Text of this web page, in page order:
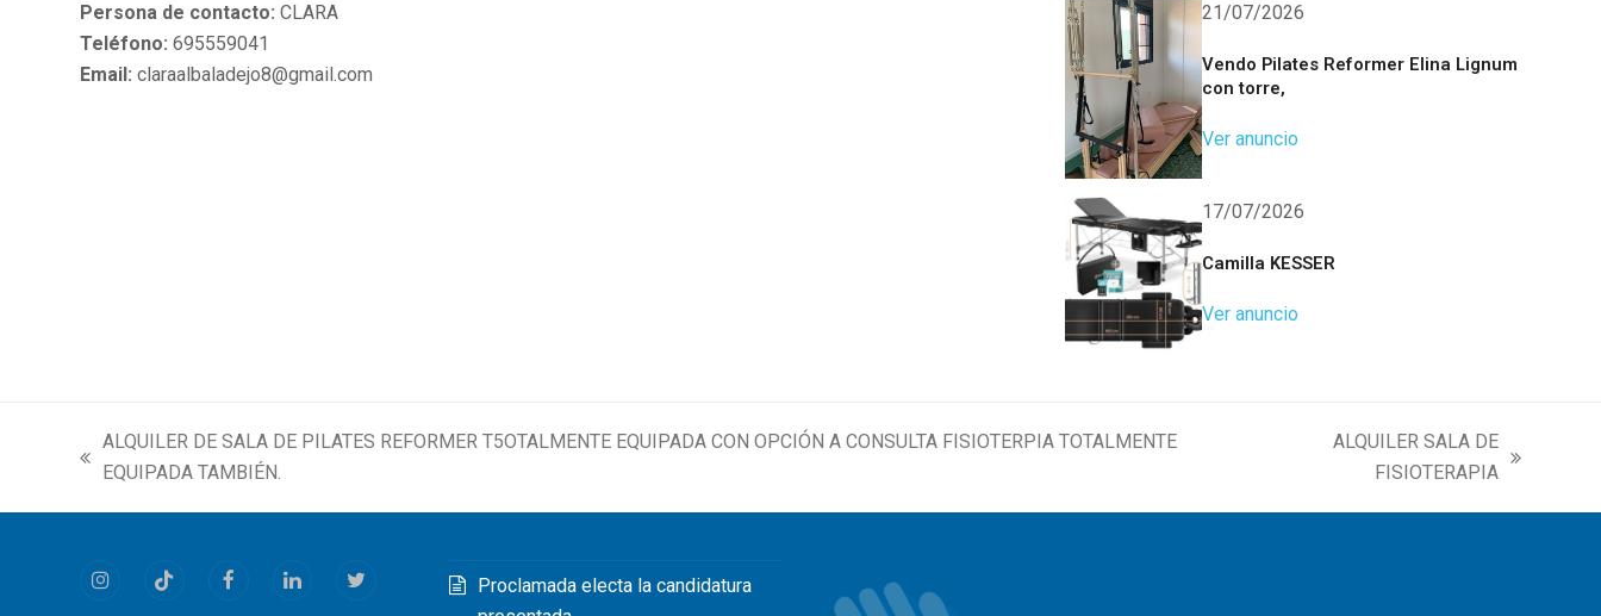
Persona de contacto: CLARA
Teléfono: 695559041
Email: claraalbaladejo8@gmail.com
21/07/2026
Vendo Pilates Reformer Elina Lignum
con torre,
Ver anuncio
17/07/2026
Camilla KESSER
Ver anuncio
previous
ALQUILER DE SALA DE PILATES REFORMER T5OTALMENTE EQUIPADA CON OPCIÓN A CONSULTA FISIOTERPIA TOTALMENTE
EQUIPADA TAMBIÉN.
ALQUILER SALA DE
FISIOTERAPIA
InstagramTiktok FacebookLinkedInTwitter
Proclamada electa la candidatura